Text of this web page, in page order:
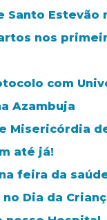
Santo
nos
com
Azambuja
Misericórdia
até já!
feira da
Dia da